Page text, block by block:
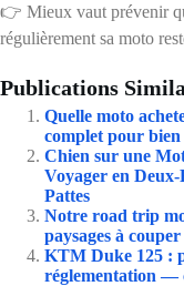
👉 Mieux vaut prévenir
régulièrement sa moto
Publications
Quelle moto
complet pour
Chien sur une
Voyager en
Pattes
Notre road trip
paysages à
KTM Duke 125 :
réglementation —